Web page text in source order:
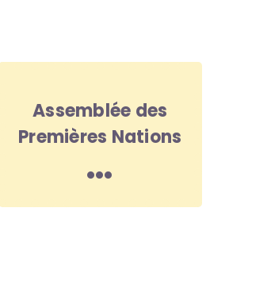
Assemblée des
Premières Nations